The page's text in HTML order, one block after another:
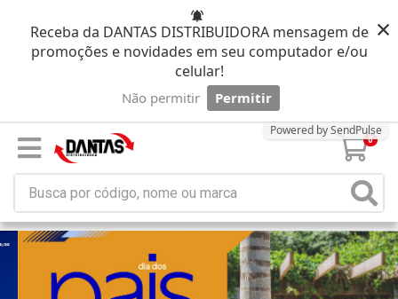
Receba da DANTAS DISTRIBUIDORA mensagem de
promoções e novidades em seu computador e/ou
celular!
Não permitir Permitir
Powered by SendPulse
×
0